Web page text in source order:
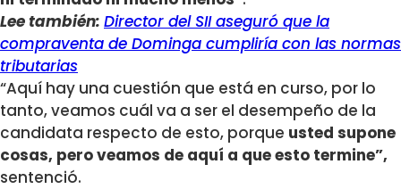
Lee también: Director del SII aseguró que la
compraventa de Dominga cumpliría con las normas
tributarias
“Aquí hay una cuestión que está en curso, por lo
tanto, veamos cuál va a ser el desempeño de la
candidata respecto de esto, porque usted supone
cosas, pero veamos de aquí a que esto termine”,
sentenció.